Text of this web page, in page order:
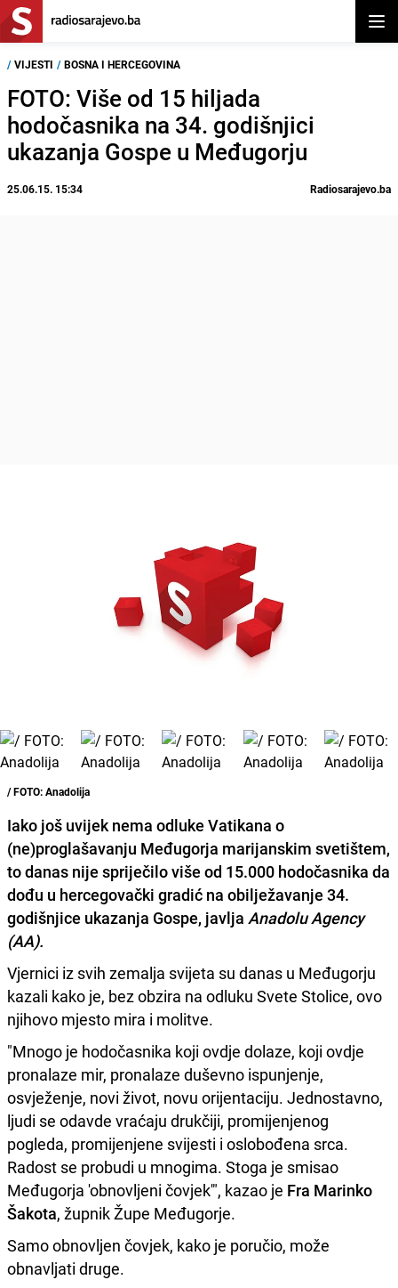
/ VIJESTI / BOSNA I HERCEGOVINA
FOTO: Više od 15 hiljada
hodočasnika na 34. godišnjici
ukazanja Gospe u Međugorju
25.06.15. 15:34 Radiosarajevo.ba
/ FOTO: Anadolija
Iako još uvijek nema odluke Vatikana o
(ne)proglašavanju Međugorja marijanskim svetištem,
to danas nije spriječilo više od 15.000 hodočasnika da
dođu u hercegovački gradić na obilježavanje 34.
godišnjice ukazanja Gospe, javlja Anadolu Agency
(AA).
Vjernici iz svih zemalja svijeta su danas u Međugorju
kazali kako je, bez obzira na odluku Svete Stolice, ovo
njihovo mjesto mira i molitve.
"Mnogo je hodočasnika koji ovdje dolaze, koji ovdje
pronalaze mir, pronalaze duševno ispunjenje,
osvježenje, novi život, novu orijentaciju. Jednostavno,
ljudi se odavde vraćaju drukčiji, promijenjenog
pogleda, promijenjene svijesti i oslobođena srca.
Radost se probudi u mnogima. Stoga je smisao
Međugorja 'obnovljeni čovjek'", kazao je Fra Marinko
Šakota, župnik Župe Međugorje.
Samo obnovljen čovjek, kako je poručio, može
obnavljati druge.